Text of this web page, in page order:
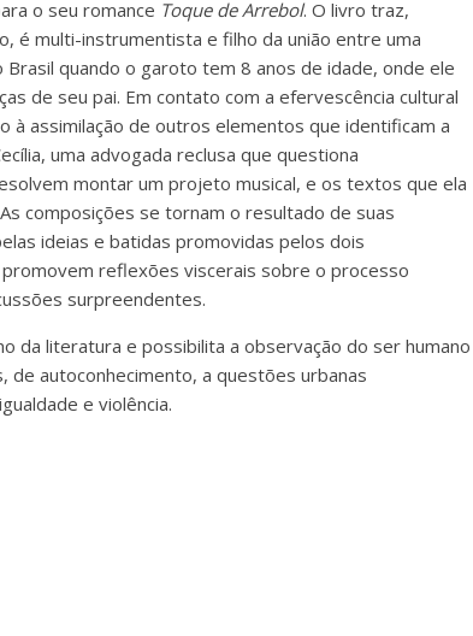
o seu romance Toque de Arrebol. O livro traz,
é multi-instrumentista e filho da união entre uma
quando o garoto tem 8 anos de idade, onde ele
de seu pai. Em contato com a efervescência cultural
à assimilação de outros elementos que identificam a
uma advogada reclusa que questiona
montar um projeto musical, e os textos que ela
composições se tornam o resultado de suas
ideias e batidas promovidas pelos dois
reflexões viscerais sobre o processo
surpreendentes.
da literatura e possibilita a observação do ser humano
autoconhecimento, a questões urbanas
e violência.